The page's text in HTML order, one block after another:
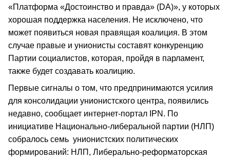
«Платформа «Достоинство и правда» (DA)», у которых
хорошая поддержка населения. Не исключено, что
может появиться новая правящая коалиция. В этом
случае правые и унионисты составят конкуренцию
Партии социалистов, которая, пройдя в парламент,
также будет создавать коалицию.
Первые сигналы о том, что предпринимаются усилия
для консолидации унионистского центра, появились
недавно, сообщает интернет-портал IPN. По
инициативе Национально-либеральной партии (НЛП)
собралось семь унионистских политических
формирований: НЛП, Либерально-реформаторская